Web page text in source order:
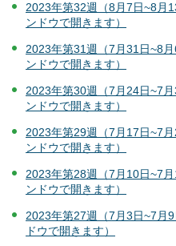
2023年第32週（8月7日~8月
ンドウで開きます）
2023年第31週（7月31日~8
ンドウで開きます）
2023年第30週（7月24日~7
ンドウで開きます）
2023年第29週（7月17日~7
ンドウで開きます）
2023年第28週（7月10日~7
ンドウで開きます）
2023年第27週（7月3日~7月
ドウで開きます）